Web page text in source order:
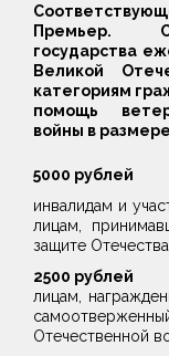
Премьер.
государства
Великой
категориям
помощь
войны в
5000 рублей
инвалидам и
лицам,
защите
2500 рублей
лицам,
Отечественной